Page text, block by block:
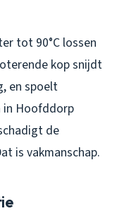
tot 90°C lossen
kop snijdt
en spoelt
in Hoofddorp
de
is vakmanschap.